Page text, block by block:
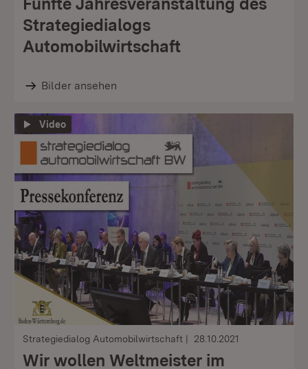
Strategiedialogs
Automobilwirtschaft
Bilder ansehen
Video
Strategiedialog Automobilwirtschaft 28.10.2021
Wir wollen Weltmeister im